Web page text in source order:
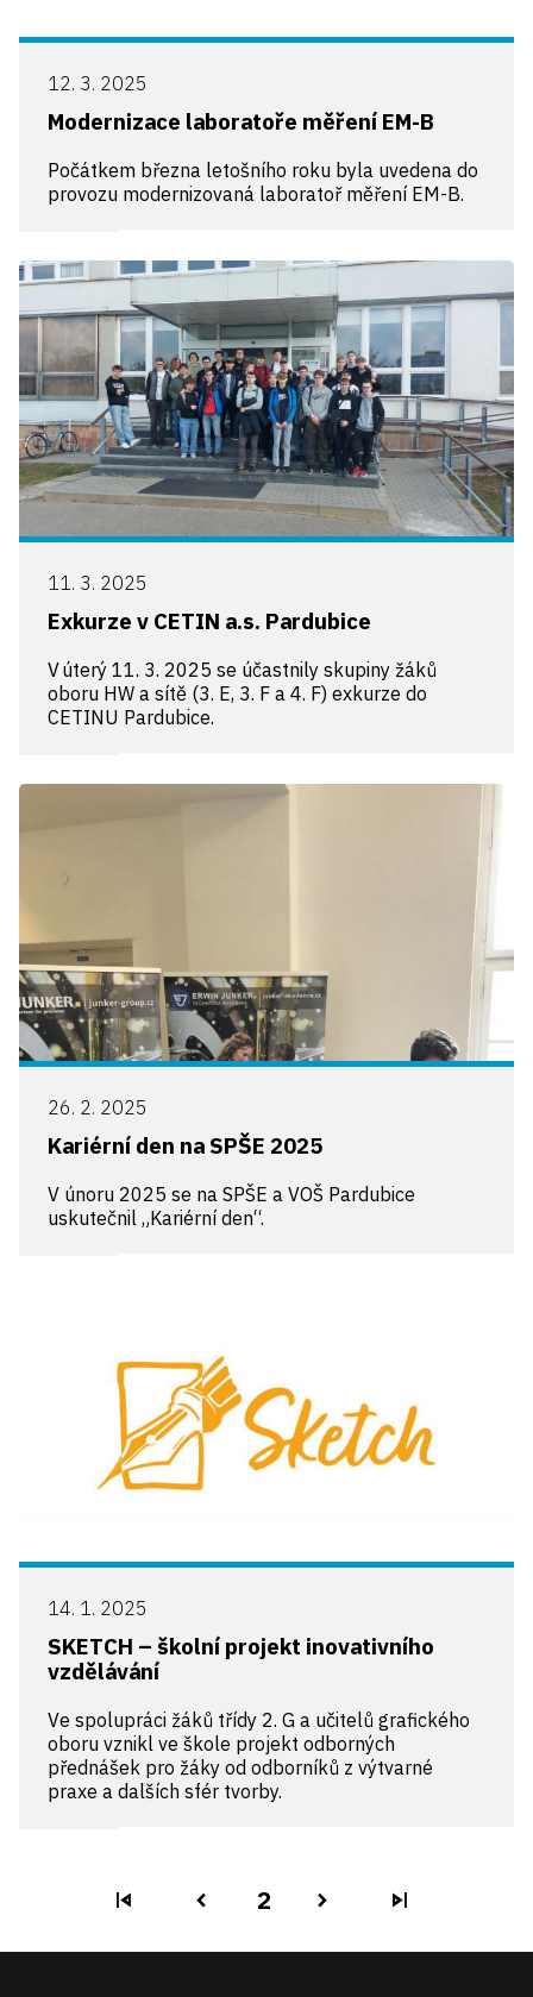
12. 3. 2025
Modernizace laboratoře měření EM-B
Počátkem března letošního roku byla uvedena do
provozu modernizovaná laboratoř měření EM-B.
11. 3. 2025
Exkurze v CETIN a.s. Pardubice
V úterý 11. 3. 2025 se účastnily skupiny žáků
oboru HW a sítě (3. E, 3. F a 4. F) exkurze do
CETINU Pardubice.
26. 2. 2025
Kariérní den na SPŠE 2025
V únoru 2025 se na SPŠE a VOŠ Pardubice
uskutečnil „Kariérní den“.
14. 1. 2025
SKETCH – školní projekt inovativního
vzdělávání
Ve spolupráci žáků třídy 2. G a učitelů grafického
oboru vznikl ve škole projekt odborných
přednášek pro žáky od odborníků z výtvarné
praxe a dalších sfér tvorby.
skip_previous navigate_before 2 navigate_next skip_next